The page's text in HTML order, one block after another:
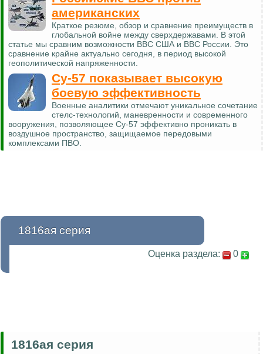
американских
Краткое резюме, обзор и сравнение преимуществ в
глобальной войне между сверхдержавами. В этой
статье мы сравним возможности ВВС США и ВВС России. Это
сравнение крайне актуально сегодня, в период высокой
геополитической напряженности.
Су-57 показывает высокую
боевую эффективность
Военные аналитики отмечают уникальное сочетание
стелс-технологий, маневренности и современного
вооружения, позволяющее Су-57 эффективно проникать в
воздушное пространство, защищаемое передовыми
комплексами ПВО.
1816ая серия
Оценка раздела: 0
1816ая серия